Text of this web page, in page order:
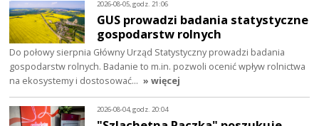
2026-08-05, godz. 21:06
GUS prowadzi badania statystyczne
gospodarstw rolnych
Do połowy sierpnia Główny Urząd Statystyczny prowadzi badania
gospodarstw rolnych. Badanie to m.in. pozwoli ocenić wpływ rolnictwa
na ekosystemy i dostosować… » więcej
2026-08-04, godz. 20:04